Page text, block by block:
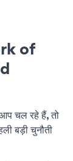
of
चल रहे हैं, तो
बड़ी चुनौती